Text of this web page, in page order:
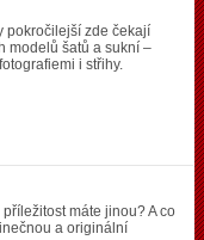
pokročilejší zde čekají
modelů šatů a sukní –
i střihy.
máte jinou? A co
a originální